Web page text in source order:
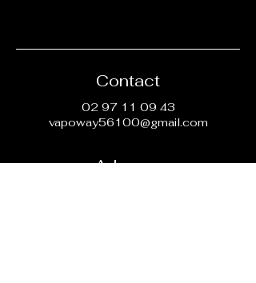
Contact
02 97 11 09 43
vapoway56100@gmail.com
Adresse